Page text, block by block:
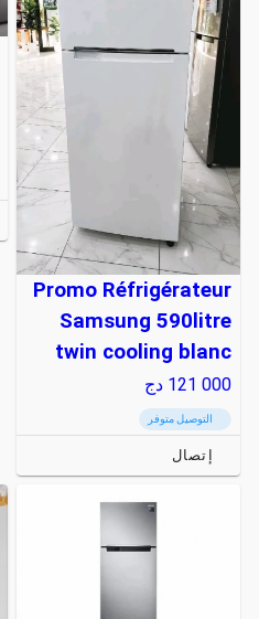
Promo Réfrigérateur
Samsung 590litre
twin cooling blanc
121 000 دج
التوصيل متوفر
إتصال